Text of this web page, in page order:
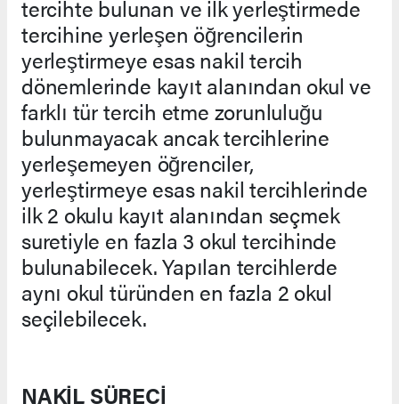
tercihte bulunan ve ilk yerleştirmede
tercihine yerleşen öğrencilerin
yerleştirmeye esas nakil tercih
dönemlerinde kayıt alanından okul ve
farklı tür tercih etme zorunluluğu
bulunmayacak ancak tercihlerine
yerleşemeyen öğrenciler,
yerleştirmeye esas nakil tercihlerinde
ilk 2 okulu kayıt alanından seçmek
suretiyle en fazla 3 okul tercihinde
bulunabilecek. Yapılan tercihlerde
aynı okul türünden en fazla 2 okul
seçilebilecek.
NAKİL SÜRECİ